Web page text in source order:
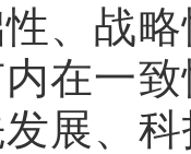
、战
在一
展、